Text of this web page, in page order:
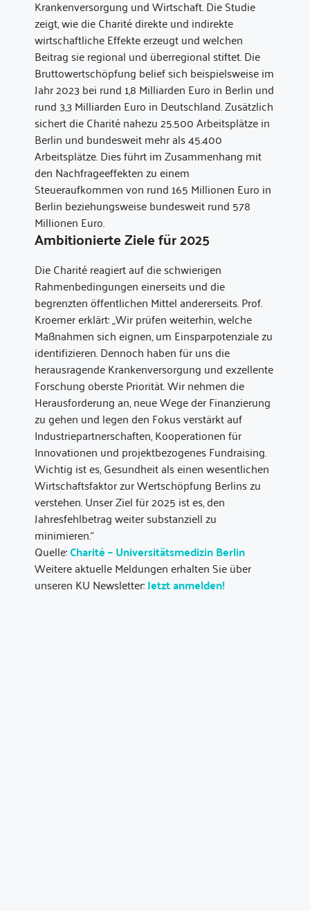
Krankenversorgung und Wirtschaft. Die Studie
zeigt, wie die Charité direkte und indirekte
wirtschaftliche Effekte erzeugt und welchen
Beitrag sie regional und überregional stiftet. Die
Bruttowertschöpfung belief sich beispielsweise im
Jahr 2023 bei rund 1,8 Milliarden Euro in Berlin und
rund 3,3 Milliarden Euro in Deutschland. Zusätzlich
sichert die Charité nahezu 25.500 Arbeitsplätze in
Berlin und bundesweit mehr als 45.400
Arbeitsplätze. Dies führt im Zusammenhang mit
den Nachfrageeffekten zu einem
Steueraufkommen von rund 165 Millionen Euro in
Berlin beziehungsweise bundesweit rund 578
Millionen Euro.
Ambitionierte Ziele für 2025
Die Charité reagiert auf die schwierigen
Rahmenbedingungen einerseits und die
begrenzten öffentlichen Mittel andererseits. Prof.
Kroemer erklärt: „Wir prüfen weiterhin, welche
Maßnahmen sich eignen, um Einsparpotenziale zu
identifizieren. Dennoch haben für uns die
herausragende Krankenversorgung und exzellente
Forschung oberste Priorität. Wir nehmen die
Herausforderung an, neue Wege der Finanzierung
zu gehen und legen den Fokus verstärkt auf
Industriepartnerschaften, Kooperationen für
Innovationen und projektbezogenes Fundraising.
Wichtig ist es, Gesundheit als einen wesentlichen
Wirtschaftsfaktor zur Wertschöpfung Berlins zu
verstehen. Unser Ziel für 2025 ist es, den
Jahresfehlbetrag weiter substanziell zu
minimieren.“
Quelle:Charité – Universitätsmedizin Berlin
Weitere aktuelle Meldungen erhalten Sie über
unseren KU Newsletter:Jetzt anmelden!